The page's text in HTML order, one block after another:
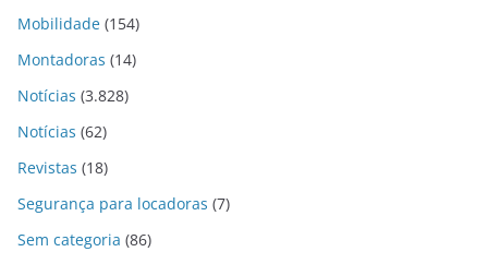
Mobilidade (154)
Montadoras (14)
Notícias (3.828)
Notícias (62)
Revistas (18)
Segurança para locadoras (7)
Sem categoria (86)